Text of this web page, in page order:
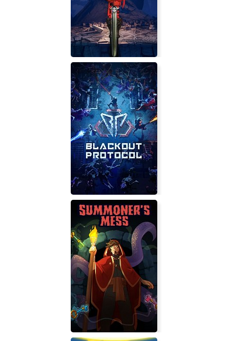
Warsworn: Dragon of Japan
WarriOrb
Blackout Protocol